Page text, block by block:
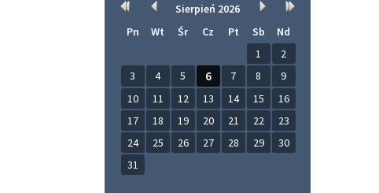
Rok
Miesiąc
wcześniej
Sierpień 2026
Miesiąc
Rok
Pn Wt Śr Cz Pt Sb
Nd
1
2
3
4 5 6 7 8
9
10
11 12 13 14 15
16
17
18 19 20 21 22
23
24
25 26 27 28 29
30
31